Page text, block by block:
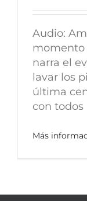
Audio:
momento
narra el
lavar los
última
con todos
Más